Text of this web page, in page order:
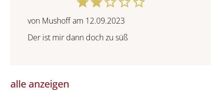
von Mushoff am 12.09.2023
Der ist mir dann doch zu süß
alle anzeigen